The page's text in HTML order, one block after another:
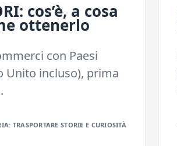
cos’è, a cosa
ottenerlo
con Paesi
Unito incluso), prima
TRASPORTARESTORIE E CURIOSITÀ